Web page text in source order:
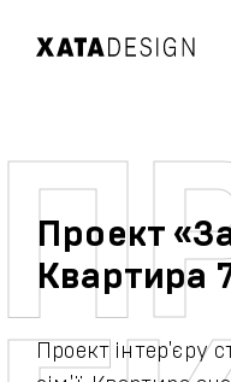
Проект
Квартира
Проект інтер'єру